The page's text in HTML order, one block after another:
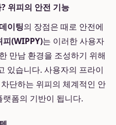
위피의 안전 기능
이팅의 장점은 때로 안전에
피(WIPPY)는 이러한 사용자
만남 환경을 조성하기 위해
있습니다. 사용자의 프라이
단하는 위피의 체계적인 안
폼의 기반이 됩니다.